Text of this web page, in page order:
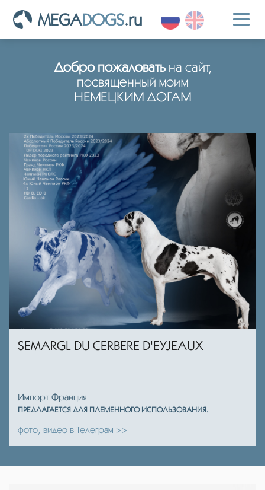
MEGADOGS.ru
Добро пожаловатьна сайт,
посвященный моим
НЕМЕЦКИМ ДОГАМ
SEMARGL DU CERBERE D'EYJEAUX
Импорт Франция
ПРЕДЛАГАЕТСЯ ДЛЯ ПЛЕМЕННОГО ИСПОЛЬЗОВАНИЯ.
фото, видео в Телеграм >>